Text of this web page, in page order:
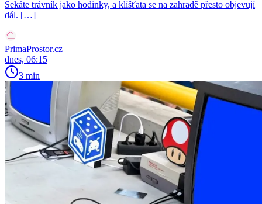
Sekáte trávník jako hodinky, a klíšťata se na zahradě přesto objevují
dál. […]
PrimaProstor.cz
dnes, 06:15
3 min